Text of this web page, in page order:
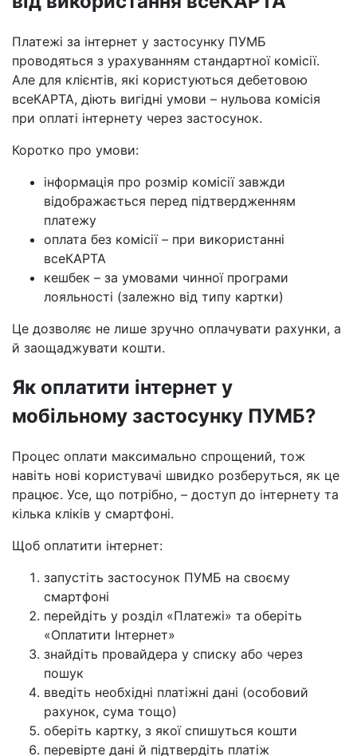
Платежі за інтернет у застосунку ПУМБ
проводяться з урахуванням стандартної комісії.
Але для клієнтів, які користуються дебетовою
всеКАРТА, діють вигідні умови – нульова комісія
при оплаті інтернету через застосунок.
Коротко про умови:
інформація про розмір комісії завжди
відображається перед підтвердженням
платежу
оплата без комісії – при використанні
всеКАРТА
кешбек – за умовами чинної програми
лояльності (залежно від типу картки)
Це дозволяє не лише зручно оплачувати рахунки, а
й заощаджувати кошти.
Як оплатити інтернет у
мобільному застосунку ПУМБ?
Процес оплати максимально спрощений, тож
навіть нові користувачі швидко розберуться, як це
працює. Усе, що потрібно, – доступ до інтернету та
кілька кліків у смартфоні.
Щоб оплатити інтернет:
запустіть застосунок ПУМБ на своєму
смартфоні
перейдіть у розділ «Платежі» та оберіть
«Оплатити Інтернет»
знайдіть провайдера у списку або через
пошук
введіть необхідні платіжні дані (особовий
рахунок, сума тощо)
оберіть картку, з якої спишуться кошти
перевірте дані й підтвердіть платіж